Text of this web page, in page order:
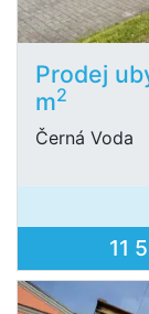
Prodej
m2
Černá Voda
11